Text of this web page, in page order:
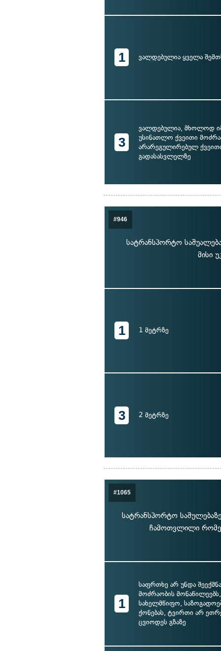
1 ვალდებულია ყველა
3
ვალდებულია, მხოლოდ
უსინათლო ქვეითი
არარეგულირებულ
გადასასვლელზე
#946
სატრანსპორტო
მისი
1 1 მეტრზე
3 2 მეტრზე
#1065
სატრანსპორტო
ჩამოთვლილი
1
საფრთხე არ უნდა
მოძრაობის
სახელმწიფო,
ქონებას, ტვირთი არ
ცვიოდეს გზაზე